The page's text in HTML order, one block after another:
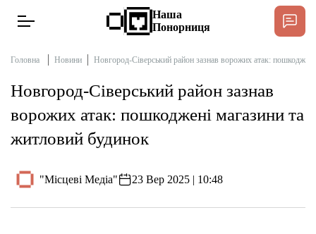
Новини
Тексти
Наша
Понорниця
Головна Новини Новгород-Сіверський район зазнав ворожих атак:
Новгород-Сіверський район зазнав
ворожих атак: пошкоджені магазини та
житловий будинок
"Місцеві Медіа" 23 Вер 2025 | 10:48